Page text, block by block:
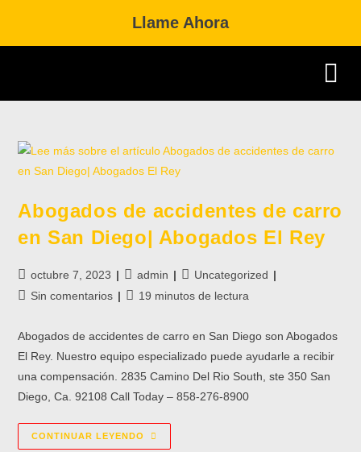
Llame Ahora
Abogados de accidentes de carro
en San Diego| Abogados El Rey
octubre 7, 2023 admin
Uncategorized
Sin comentarios
19 minutos de lectura
Abogados de accidentes de carro en San Diego son Abogados
El Rey. Nuestro equipo especializado puede ayudarle a recibir
una compensación. 2835 Camino Del Rio South, ste 350 San
Diego, Ca. 92108 Call Today – 858-276-8900
CONTINUAR LEYENDO